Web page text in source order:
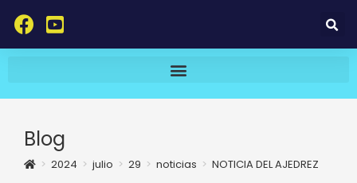
Blog
> 2024 > julio > 29 > noticias > NOTICIA DEL AJEDREZ